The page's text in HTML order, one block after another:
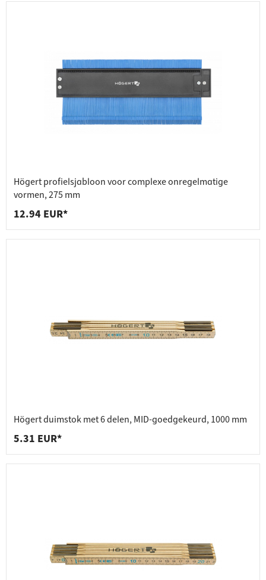
Högert profielsjabloon voor complexe onregelmatige
vormen, 275 mm
12.94 EUR*
Högert duimstok met 6 delen, MID-goedgekeurd, 1000 mm
5.31 EUR*